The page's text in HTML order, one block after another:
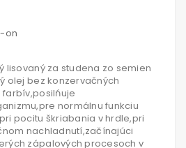
on
lisovaný za studena zo semien
olej bez konzervačných
normálnu funkciu
pocitu škriabania v hrdle,pri
nachladnutí,začínajúci
zápalových procesoch v